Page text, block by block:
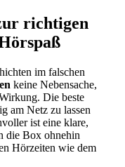
richtigen
im falschen
keine Nebensache,
Die beste
am Netz zu lassen
ist eine klare,
die Box ohnehin
Hörzeiten wie dem